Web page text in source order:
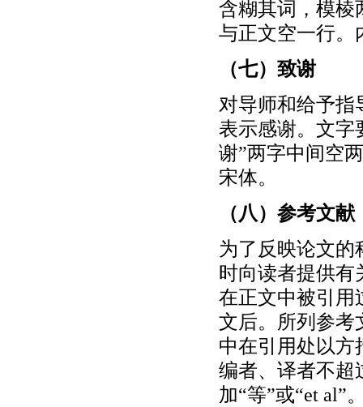
含糊其词，模棱
与正文空一行。
（七）致谢
对导师和给予指
表示感谢。文字
谢”两字中间空
宋体。
（八）参考文献
为了反映论文
时向读者提供有
在正文中被引用
文后。所列参考
中在引用处以方
编者、译者不超
加“等”或“et al”